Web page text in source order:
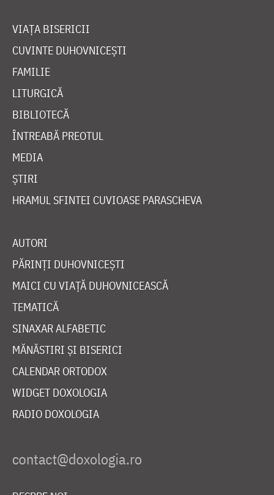
VIAȚA BISERICII
CUVINTE DUHOVNICEȘTI
FAMILIE
LITURGICĂ
BIBLIOTECĂ
ÎNTREABĂ PREOTUL
MEDIA
ȘTIRI
HRAMUL SFINTEI CUVIOASE PARASCHEVA
AUTORI
PĂRINȚI DUHOVNICEȘTI
MAICI CU VIAȚĂ DUHOVNICEASCĂ
TEMATICĂ
SINAXAR ALFABETIC
MĂNĂSTIRI ȘI BISERICI
CALENDAR ORTODOX
WIDGET DOXOLOGIA
RADIO DOXOLOGIA